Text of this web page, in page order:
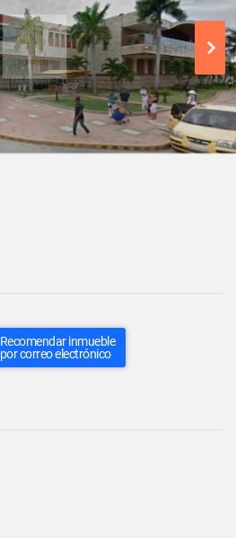
Recomendar inmueble
por correo electrónico